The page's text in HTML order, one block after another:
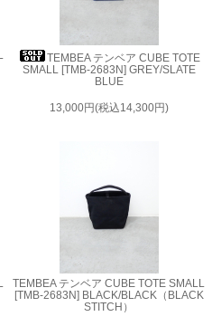
TEMBEA テンベア CUBE TOTE
SMALL [TMB-2683N] GREY/SLATE
BLUE
13,000円(税込14,300円)
TEMBEA テンベア CUBE TOTE SMALL
[TMB-2683N] BLACK/BLACK（BLACK
STITCH）